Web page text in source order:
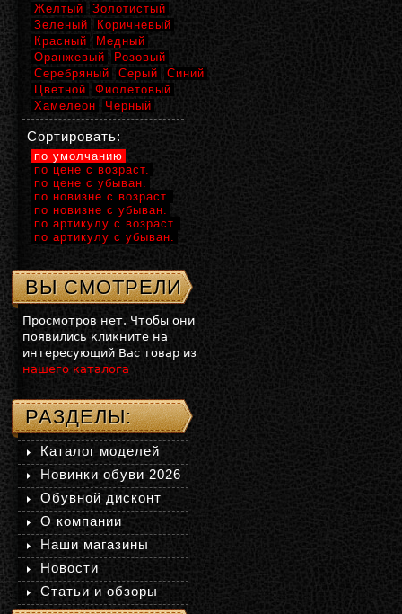
Желтый
Золотистый
Зеленый
Коричневый
Красный
Медный
Оранжевый
Розовый
Серебряный
Серый
Синий
Цветной
Фиолетовый
Хамелеон
Черный
Сортировать:
по умолчанию
по цене с возраст.
по цене с убыван.
по новизне с возраст.
по новизне с убыван.
по артикулу с возраст.
по артикулу с убыван.
ВЫ СМОТРЕЛИ
Просмотров нет. Чтобы они
появились кликните на
интересующий Вас товар из
нашего каталога
РАЗДЕЛЫ:
Каталог моделей
Новинки обуви 2026
Обувной дисконт
О компании
Наши магазины
Новости
Статьи и обзоры